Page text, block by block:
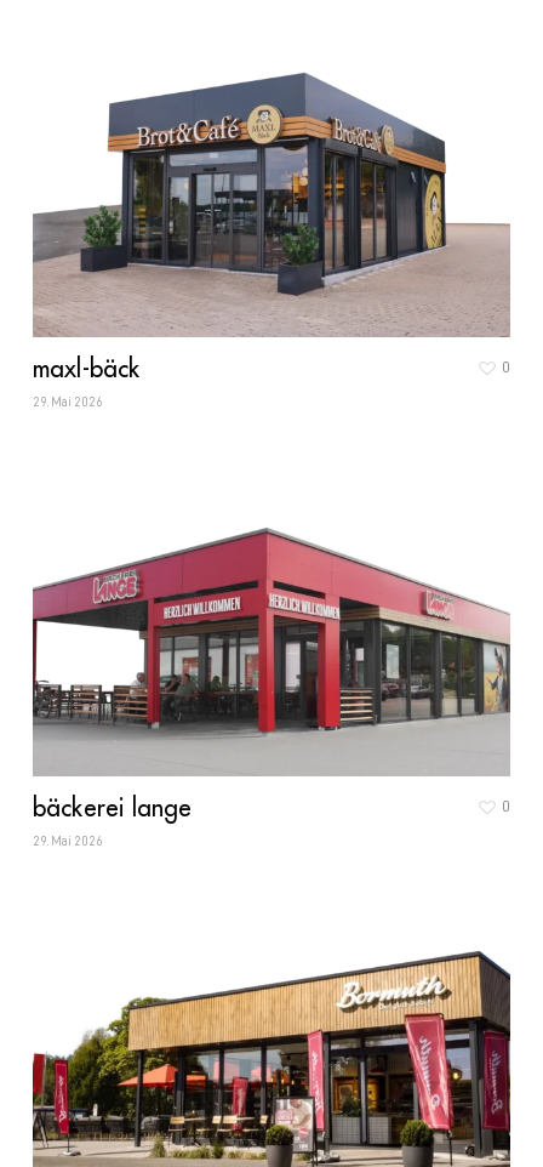
maxl-bäck
29. Mai 2026
0
bäckerei lange
29. Mai 2026
0